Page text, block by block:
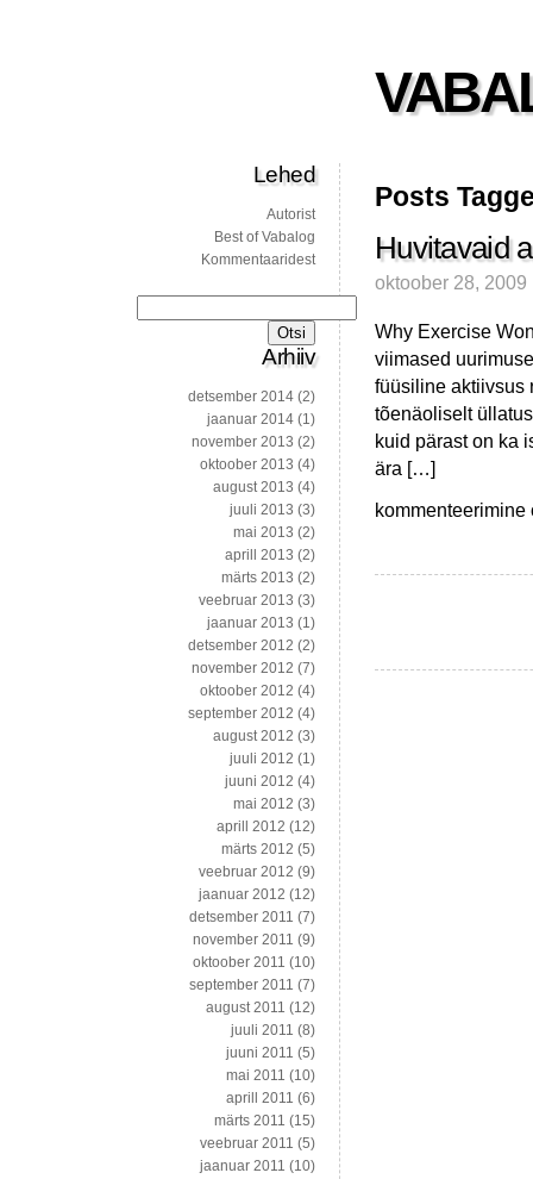
Posts
Huvitavaid
oktoober 28, 2009
Why Exercise
viimased
füüsiline aktiivsus
tõenäoliselt
kuid pärast on ka
ära […]
Huvitavaid
Lehed
Autorist
Best of Vabalog
Kommentaaridest
Arhiiv
detsember 2014 (2)
jaanuar 2014 (1)
november 2013 (2)
oktoober 2013 (4)
august 2013 (4)
juuli 2013 (3)
mai 2013 (2)
aprill 2013 (2)
märts 2013 (2)
veebruar 2013 (3)
jaanuar 2013 (1)
detsember 2012 (2)
november 2012 (7)
oktoober 2012 (4)
september 2012 (4)
august 2012 (3)
juuli 2012 (1)
juuni 2012 (4)
mai 2012 (3)
aprill 2012 (12)
märts 2012 (5)
veebruar 2012 (9)
jaanuar 2012 (12)
detsember 2011 (7)
november 2011 (9)
oktoober 2011 (10)
september 2011 (7)
august 2011 (12)
juuli 2011 (8)
juuni 2011 (5)
mai 2011 (10)
aprill 2011 (6)
märts 2011 (15)
veebruar 2011 (5)
jaanuar 2011 (10)